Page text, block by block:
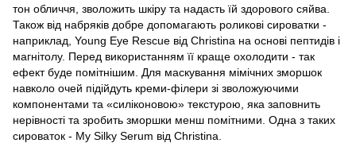
тон обличчя, зволожить шкіру та надасть їй здорового сяйва.
Також від набряків добре допомагають роликові сироватки -
наприклад, Young Eye Rescue від Christina на основі пептидів і
магнітолу. Перед використанням її краще охолодити - так
ефект буде помітнішим. Для маскування мімічних зморшок
навколо очей підійдуть креми-філери зі зволожуючими
компонентами та «силіконовою» текстурою, яка заповнить
нерівності та зробить зморшки менш помітними. Одна з таких
сироваток - My Silky Serum від Christina